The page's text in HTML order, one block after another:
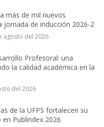
más de mil nuevos
jornada de inducción 2026-2
agosto del 2026
Profesoral: una
la calidad académica en la
del 2026
de la UFPS fortalecen su
Publindex 2026